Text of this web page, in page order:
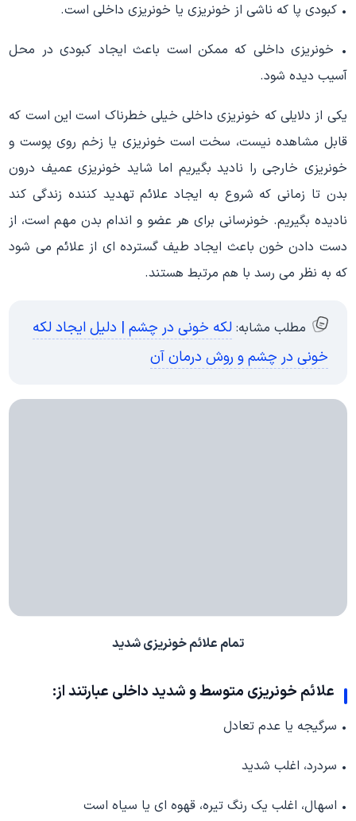
• کبودی پا که ناشی از خونریزی یا خونریزی داخلی است.
• خونریزی داخلی که ممکن است باعث ایجاد کبودی در محل
آسیب دیده شود.
یکی از دلایلی که خونریزی داخلی خیلی خطرناک است این است که
قابل مشاهده نیست، سخت است خونریزی یا زخم روی پوست و
خونریزی خارجی را نادید بگیریم اما شاید خونریزی عمیف درون
بدن تا زمانی که شروع به ایجاد علائم تهدید کننده زندگی کند
نادیده بگیریم. خونرسانی برای هر عضو و اندام بدن مهم است، از
دست دادن خون باعث ایجاد طیف گسترده ای از علائم می شود
که به نظر می رسد با هم مرتبط هستند.
مطلب مشابه:لکه خونی در چشم | دلیل ایجاد لکه
خونی در چشم و روش درمان آن
تمام علائم خونریزی شدید
علائم خونریزی متوسط و شدید داخلی عبارتند از:
• سرگیجه یا عدم تعادل
• سردرد، اغلب شدید
• اسهال، اغلب یک رنگ تیره، قهوه ای یا سیاه است